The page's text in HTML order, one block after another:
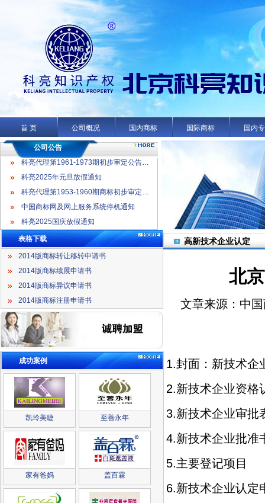
首 页 公司概况 国内商标 国际商标 国内
公司公告
科亮代理第1953-1960期商标初步审定公告名录
中国商标网及网上服务系统停机通知
科亮2025国庆放假通知
科亮代理第1961-1973期初步审定公告名录
科亮2025年元旦放假通知
科亮代理第1953-1960期商标初步审定公告名录
中国商标网及网上服务系统停机通知
科亮2025国庆放假通知
表格下载
2014版商标转让移转申请书
2014版商标续展申请书
2014版商标异议申请书
2014版商标注册申请书
成功案例
凯玲美睫 至善永年
家有爸妈 盖百霖
高新技术企业认定
北
文章来源：中
1.封面：新技术企
2.新技术企业资格
3.新技术企业审批
4.新技术企业批准
5.主要登记项目
6.新技术企业认定